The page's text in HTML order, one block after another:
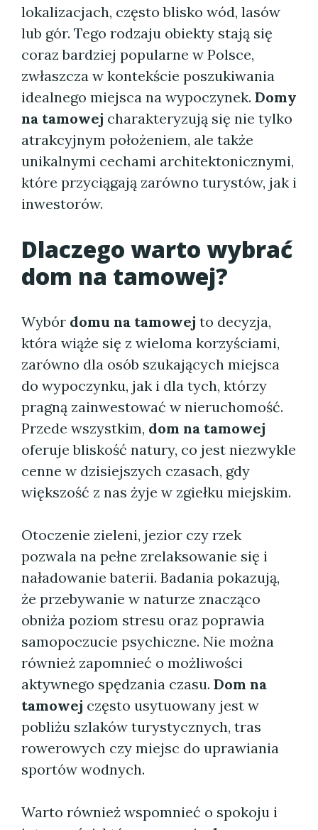
lokalizacjach, często blisko wód, lasów
lub gór. Tego rodzaju obiekty stają się
coraz bardziej popularne w Polsce,
zwłaszcza w kontekście poszukiwania
idealnego miejsca na wypoczynek. Domy
na tamowej charakteryzują się nie tylko
atrakcyjnym położeniem, ale także
unikalnymi cechami architektonicznymi,
które przyciągają zarówno turystów, jak i
inwestorów.
Dlaczego warto wybrać
dom na tamowej?
Wybór domu na tamowej to decyzja,
która wiąże się z wieloma korzyściami,
zarówno dla osób szukających miejsca
do wypoczynku, jak i dla tych, którzy
pragną zainwestować w nieruchomość.
Przede wszystkim, dom na tamowej
oferuje bliskość natury, co jest niezwykle
cenne w dzisiejszych czasach, gdy
większość z nas żyje w zgiełku miejskim.
Otoczenie zieleni, jezior czy rzek
pozwala na pełne zrelaksowanie się i
naładowanie baterii. Badania pokazują,
że przebywanie w naturze znacząco
obniża poziom stresu oraz poprawia
samopoczucie psychiczne. Nie można
również zapomnieć o możliwości
aktywnego spędzania czasu. Dom na
tamowej często usytuowany jest w
pobliżu szlaków turystycznych, tras
rowerowych czy miejsc do uprawiania
sportów wodnych.
Warto również wspomnieć o spokoju i